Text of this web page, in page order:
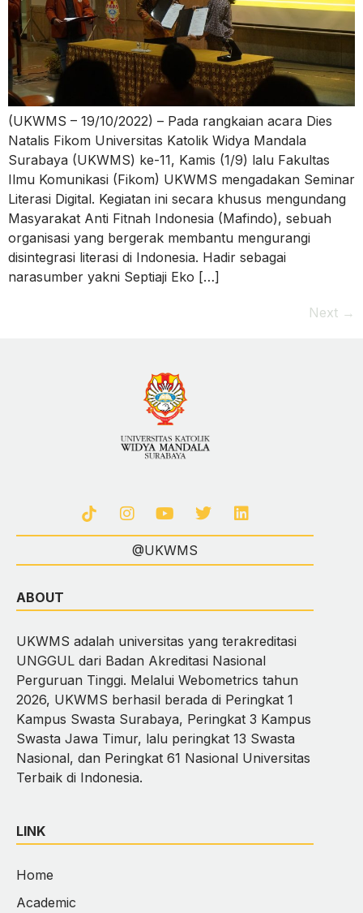
(UKWMS – 19/10/2022) – Pada rangkaian acara Dies
Natalis Fikom Universitas Katolik Widya Mandala
Surabaya (UKWMS) ke-11, Kamis (1/9) lalu Fakultas
Ilmu Komunikasi (Fikom) UKWMS mengadakan Seminar
Literasi Digital. Kegiatan ini secara khusus mengundang
Masyarakat Anti Fitnah Indonesia (Mafindo), sebuah
organisasi yang bergerak membantu mengurangi
disintegrasi literasi di Indonesia. Hadir sebagai
narasumber yakni Septiaji Eko […]
Next →
@UKWMS
ABOUT
UKWMS adalah universitas yang terakreditasi
UNGGUL dari Badan Akreditasi Nasional
Perguruan Tinggi. Melalui Webometrics tahun
2026, UKWMS berhasil berada di Peringkat 1
Kampus Swasta Surabaya, Peringkat 3 Kampus
Swasta Jawa Timur, lalu peringkat 13 Swasta
Nasional, dan Peringkat 61 Nasional Universitas
Terbaik di Indonesia.
LINK
Home
Academic